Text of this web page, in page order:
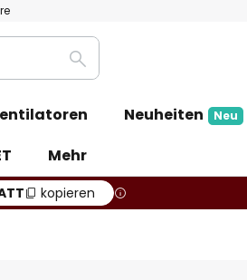
Suche
Neuheiten Neu
Mehr
kopieren